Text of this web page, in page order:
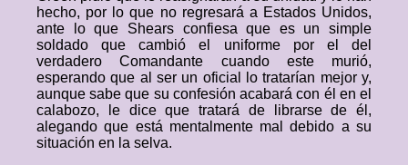
hecho, por lo que no regresará a Estados Unidos,
ante lo que Shears confiesa que es un simple
soldado que cambió el uniforme por el del
verdadero Comandante cuando este murió,
esperando que al ser un oficial lo tratarían mejor y,
aunque sabe que su confesión acabará con él en el
calabozo, le dice que tratará de librarse de él,
alegando que está mentalmente mal debido a su
situación en la selva.